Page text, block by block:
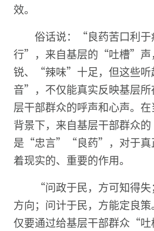
效。
俗话说：“良药苦口利于
行”，来自基层的“吐槽”声
锐、“辣味”十足，但这些
音”，不仅能真实反映基层
层干部群众的呼声和心声。
背景下，来自基层干部群众
是“忠言”“良药”，对于真
着现实的、重要的作用。
“问政于民，方可知得
方向；问计于民，方能定良
仅要通过给基层干部群众“